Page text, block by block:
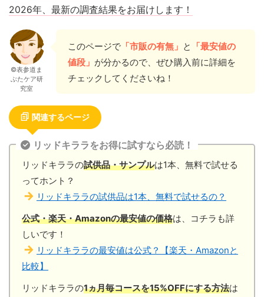
2026年、最新の調査結果をお届けします！
©表参道ま
ぶたケア研
究室
このページで 「市販の有無」 と
「最安値の
値段」 が分かるので、ぜひ購入前に詳細を
チェックしてくださいね！
関連するページ
リッドキララをお得に試すなら必読！
リッドキララの試供品・サンプルは1本、無料で試せる
ってホント？
リッドキララの試供品は1本、無料で試せるの？
公式・楽天・Amazonの最安値の価格は、コチラも詳
しいです！
リッドキララの最安値は公式？【楽天・Amazonと
比較】
リッドキララの1ヵ月毎コースを15%OFFにする方法は